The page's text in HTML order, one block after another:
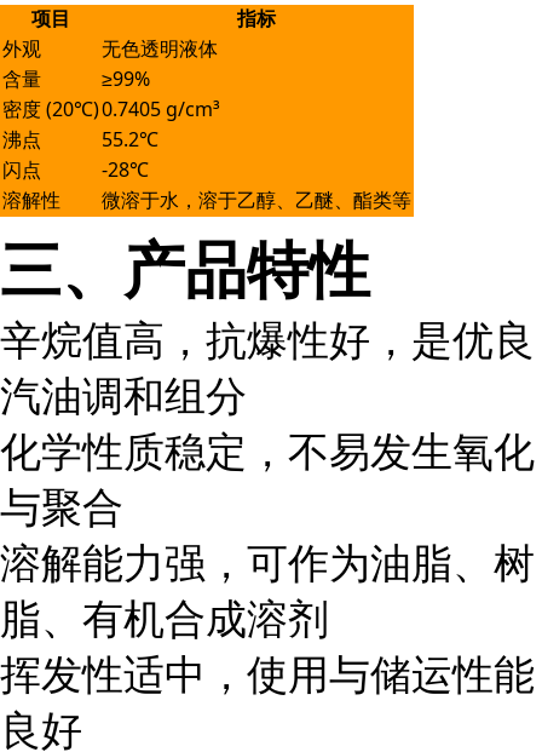
项目 指标
外观
无色透明液体
含量
≥99%
密度 (20℃)0.7405 g/cm³
沸点
55.2℃
闪点
-28℃
溶解性
微溶于水，溶于乙醇、乙醚、酯类等
三、产品特性
辛烷值高，抗爆性好，是优良
汽油调和组分
化学性质稳定，不易发生氧化
与聚合
溶解能力强，可作为油脂、树
脂、有机合成溶剂
挥发性适中，使用与储运性能
良好